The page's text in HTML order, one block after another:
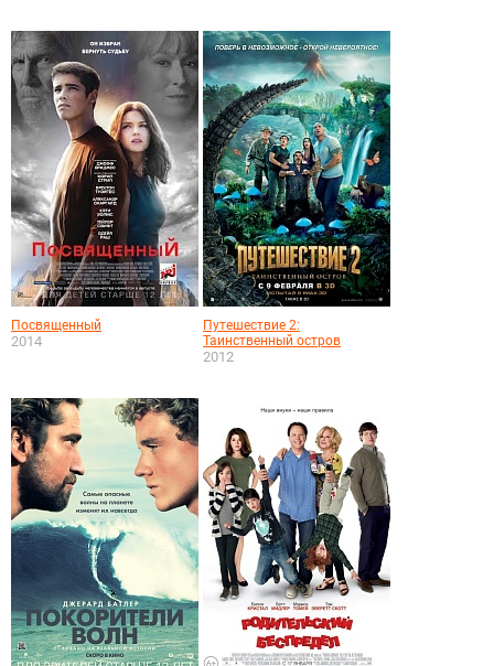
Посвященный
2014
Путешествие 2:
Таинственный остров
2012